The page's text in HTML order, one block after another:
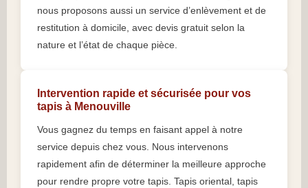
nous proposons aussi un service d’enlèvement et de
restitution à domicile, avec devis gratuit selon la
nature et l’état de chaque pièce.
Intervention rapide et sécurisée pour vos
tapis à Menouville
Vous gagnez du temps en faisant appel à notre
service depuis chez vous. Nous intervenons
rapidement afin de déterminer la meilleure approche
pour rendre propre votre tapis. Tapis oriental, tapis